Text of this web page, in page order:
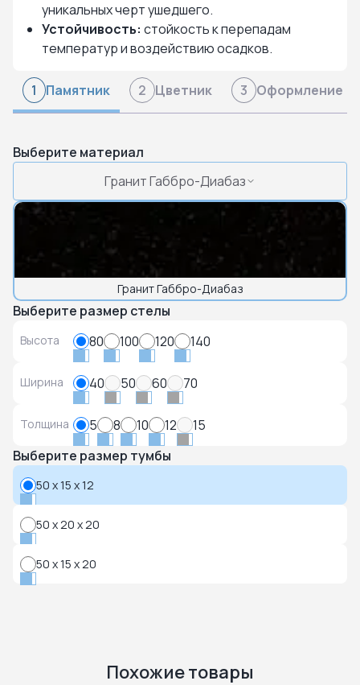
уникальных черт ушедшего.
Устойчивость: стойкость к перепадам
температур и воздействию осадков.
1 Памятник 2 Цветник 3 Оформление
Выберите материал
Гранит Габбро-Диабаз
Гранит Габбро-Диабаз
Выберите размер стелы
Высота 80 100 120 140
Ширина 40 50 60 70
Толщина 5 8 10 12
15
Выберите размер тумбы
50 x 15 x 12
50 x 20 x 20
50 x 15 x 20
Похожие товары